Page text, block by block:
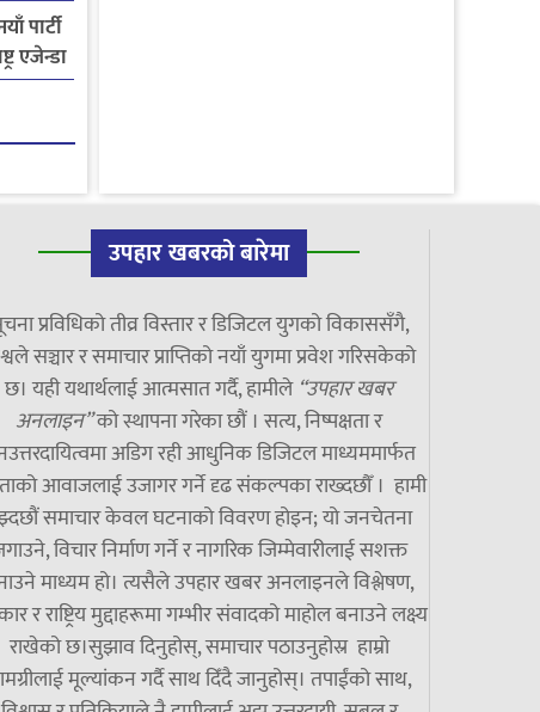
पार्टी
एजेन्डा
उपहार खबरको बारेमा
प्रविधिको तीव्र विस्तार र डिजिटल युगको विकाससँगै,
सञ्चार र समाचार प्राप्तिको नयाँ युगमा प्रवेश गरिसकेको
छ। यही यथार्थलाई आत्मसात गर्दै, हामीले “उपहार खबर
अनलाइन”को स्थापना गरेका छौं । सत्य, निष्पक्षता र
अडिग रही आधुनिक डिजिटल माध्यममार्फत
आवाजलाई उजागर गर्ने दृढ संकल्पका राख्दछौँ । हामी
समाचार केवल घटनाको विवरण होइन; यो जनचेतना
विचार निर्माण गर्ने र नागरिक जिम्मेवारीलाई सशक्त
माध्यम हो। त्यसैले उपहार खबर अनलाइनले विश्लेषण,
र राष्ट्रिय मुद्दाहरूमा गम्भीर संवादको माहोल बनाउने लक्ष्य
राखेको छ।सुझाव दिनुहोस्, समाचार पठाउनुहोस्र हाम्रो
मूल्यांकन गर्दै साथ दिँदै जानुहोस्। तपाईंको साथ,